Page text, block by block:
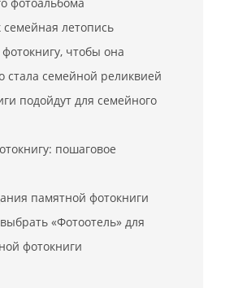
семейная летопись
чтобы она
стала семейной реликвией
подойдут для семейного
пошаговое
памятной фотокниги
«Фотоотель» для
фотокниги